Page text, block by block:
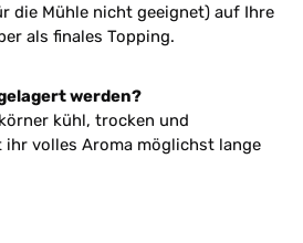
die Mühle nicht geeignet) auf Ihre
als finales Topping.
werden?
kühl, trocken und
volles Aroma möglichst lange